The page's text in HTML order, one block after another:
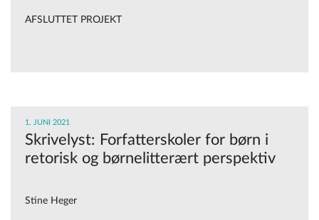
AFSLUTTET PROJEKT
1. JUNI 2021
Skrivelyst: Forfatterskoler for børn i
retorisk og børnelitterært perspektiv
Stine Heger